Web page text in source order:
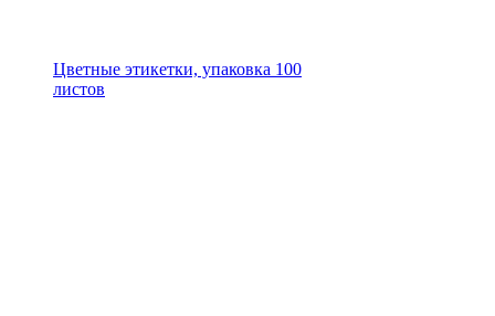
Цветные этикетки, упаковка 100
листов